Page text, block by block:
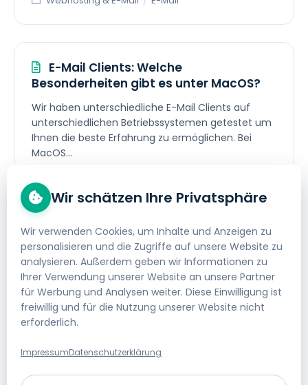
E-Mail Clients: Welche
Besonderheiten gibt es unter MacOS?
Wir haben unterschiedliche E-Mail Clients auf
unterschiedlichen Betriebssystemen getestet um
Ihnen die beste Erfahrung zu ermöglichen. Bei
MacOS...
Webhosting & E-Mail / E-Mail
Wie formatiere ich E-Mails im
Webmail Client mit HMTL?
Im helloly Webmail Client können Sie Ihre E-Mails
mittels HTML formattieren. Um E-Mails
standardgemäß mittels HTML zu formattieren,
Wir schätzen Ihre Privatsphäre
Wir verwenden Cookies, um Inhalte und Anzeigen zu
personalisieren und die Zugriffe auf unsere Website zu
analysieren. Außerdem geben wir Informationen zu
Ihrer Verwendung unserer Website an unsere Partner
für Werbung und Analysen weiter. Diese Einwilligung ist
freiwillig und für die Nutzung unserer Website nicht
erforderlich.
ImpressumDatenschutzerklärung